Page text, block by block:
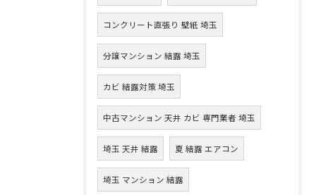
コンクリート直張り 壁紙 埼玉
分譲マンション 結露 埼玉
カビ 結露対策 埼玉
中古マンション 天井 カビ 専門業者 埼玉
埼玉 天井 結露 夏 結露 エアコン
埼玉 マンション 結露